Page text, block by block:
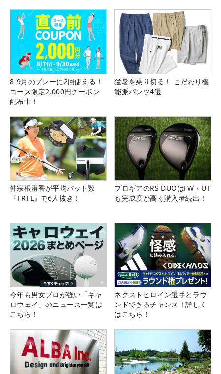
8-9月のプレーに2回使える！
コース限定2,000円クーポン
配布中！
猛暑を乗り切る！ こだわり機
能派パンツ4選
仲宗根澄香が平均パット数
『TRTL』で6人抜き！
プロギアのRS DUOはFW・UT
も完成度が高く購入者続出！
今年も男女プロが強い「キャ
ロウェイ」のニュース一覧は
こちら！
ネクストヒロイン選手とラウ
ンドできるチャンス！詳しく
はこちら！